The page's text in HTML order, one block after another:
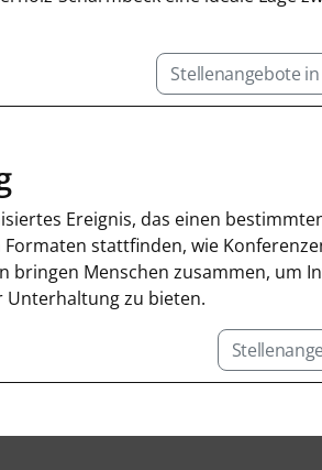
Stellenangebote
Ereignis, das einen
stattfinden, wie
bringen Menschen zusammen, um
Unterhaltung zu bieten.